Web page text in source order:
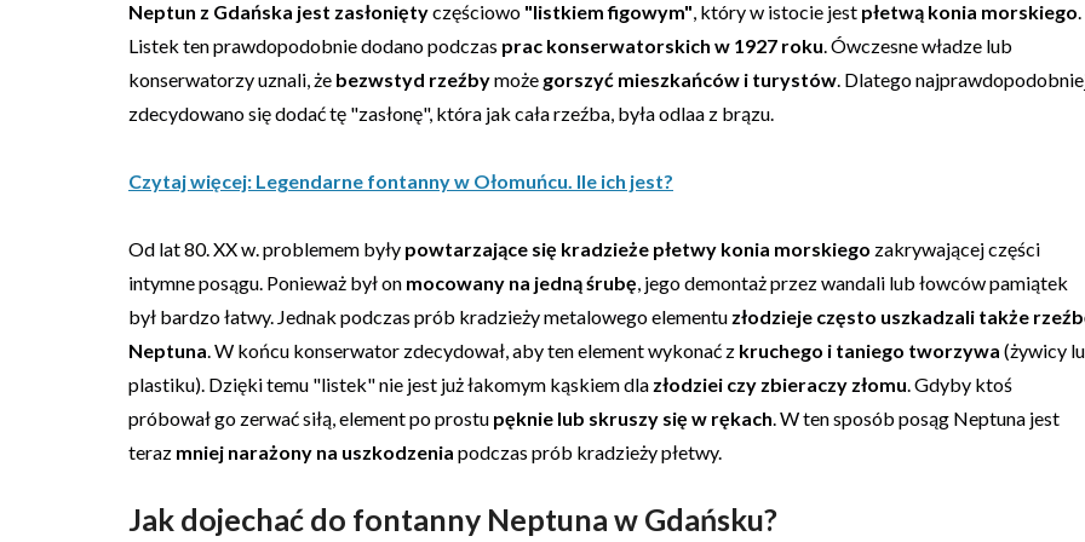
Neptun z Gdańska jest zasłoniętyczęściowo "listkiem figowym", który w istocie jest płetwą konia morskiego.
Listek ten prawdopodobnie dodano podczas prac konserwatorskich w 1927 roku. Ówczesne władze lub
konserwatorzy uznali, że bezwstyd rzeźbymoże gorszyć mieszkańców i turystów. Dlatego
zdecydowano się dodać tę "zasłonę", która jak cała rzeźba, była odlaa z brązu.
Czytaj więcej: Legendarne fontanny w Ołomuńcu. Ile ich jest?
Od lat 80. XX w. problemem były powtarzające się kradzieże płetwy konia morskiego zakrywającej części
intymne posągu. Ponieważ był on mocowany na jedną śrubę, jego demontaż przez wandali lub łowców pamiątek
był bardzo łatwy. Jednak podczas prób kradzieży metalowego elementu złodzieje często uszkadzali także
Neptuna. W końcu konserwator zdecydował, aby ten element wykonać z kruchego i taniego tworzywa (żywicy
plastiku). Dzięki temu "listek" nie jest już łakomym kąskiem dla złodziei czy zbieraczy złomu. Gdyby ktoś
próbował go zerwać siłą, element po prostu pęknie lub skruszy się w rękach. W ten sposób posąg Neptuna jest
teraz mniej narażony na uszkodzenia podczas prób kradzieży płetwy.
Jak dojechać do fontanny Neptuna w Gdańsku?